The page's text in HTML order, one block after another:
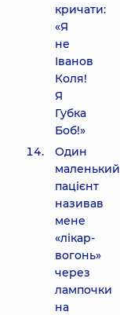
кричати:
«Я
не
Іванов
Коля!
Я
Губка
Боб!»
Один
маленький
пацієнт
називав
мене
«лікар-
вогонь»
через
лампочки
на